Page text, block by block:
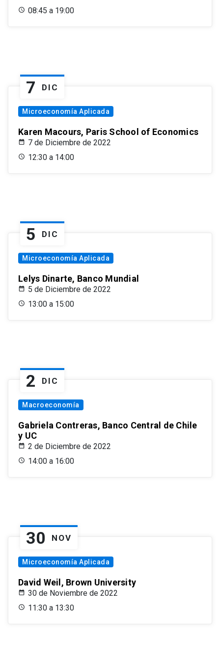
08:45 a 19:00
7 DIC
Microeconomía Aplicada
Karen Macours, Paris School of Economics
7 de Diciembre de 2022
12:30 a 14:00
5 DIC
Microeconomía Aplicada
Lelys Dinarte, Banco Mundial
5 de Diciembre de 2022
13:00 a 15:00
2 DIC
Macroeconomía
Gabriela Contreras, Banco Central de Chile
y UC
2 de Diciembre de 2022
14:00 a 16:00
30 NOV
Microeconomía Aplicada
David Weil, Brown University
30 de Noviembre de 2022
11:30 a 13:30